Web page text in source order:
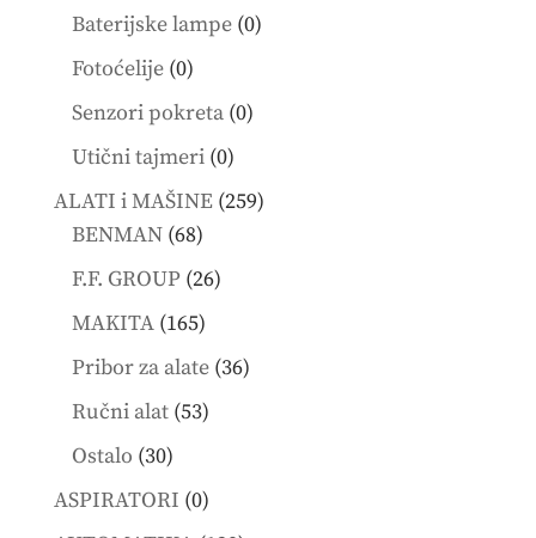
products
Baterijske lampe 00
Fotoćelije 00
products
Senzori pokreta 00
Utični tajmeri 00
products
ALATI i MAŠINE 259259
BENMAN 6868
products
F.F. GROUP 2626
MAKITA 165165
products
Pribor za alate 3636
Ručni alat 5353
Ostalo 3030
products
ASPIRATORI 00